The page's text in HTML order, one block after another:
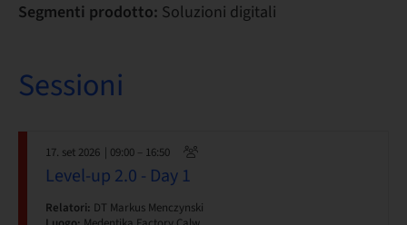
Segmenti prodotto: Soluzioni digitali
Sessioni
17. set 2026 | 09:00 – 16:50
Level-up 2.0 - Day 1
Relatori: DT Markus Menczynski